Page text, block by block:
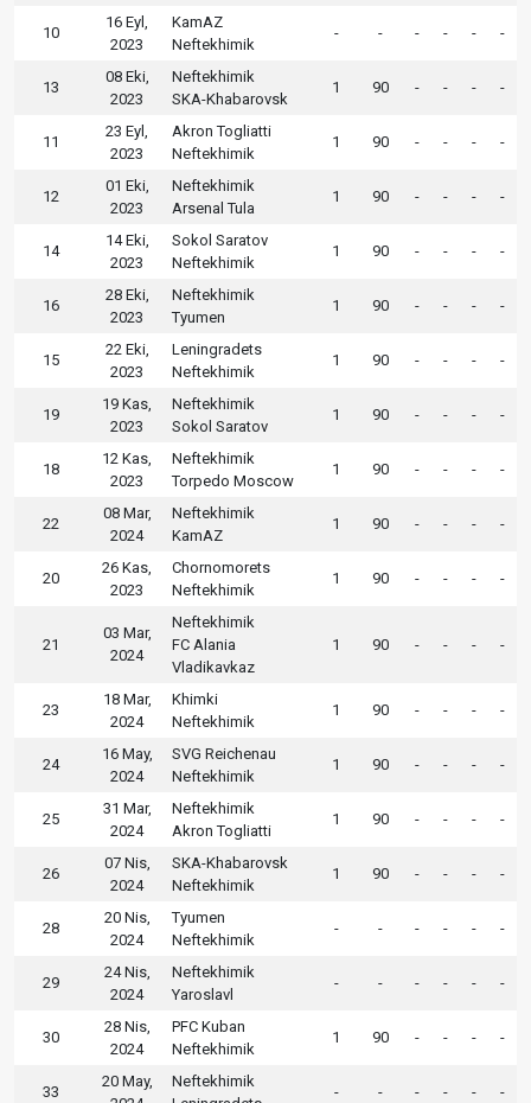
10
16 Eyl,
2023
KamAZ
Neftekhimik
- - - - - -
13
08 Eki,
2023
Neftekhimik
SKA-Khabarovsk
1 90 - - - -
11
23 Eyl,
2023
Akron Togliatti
Neftekhimik
1 90 - - - -
12
01 Eki,
2023
Neftekhimik
Arsenal Tula
1 90 - - - -
14
14 Eki,
2023
Sokol Saratov
Neftekhimik
1 90 - - - -
16
28 Eki,
2023
Neftekhimik
Tyumen
1 90 - - - -
15
22 Eki,
2023
Leningradets
Neftekhimik
1 90 - - - -
19
19 Kas,
2023
Neftekhimik
Sokol Saratov
1 90 - - - -
18
12 Kas,
2023
Neftekhimik
Torpedo Moscow
1 90 - - - -
22
08 Mar,
2024
Neftekhimik
KamAZ
1 90 - - - -
20
26 Kas,
2023
Chornomorets
Neftekhimik
1 90 - - - -
21
03 Mar,
2024
Neftekhimik
FC Alania
Vladikavkaz
1 90 - - - -
23
18 Mar,
2024
Khimki
Neftekhimik
1 90 - - - -
24
16 May,
2024
SVG Reichenau
Neftekhimik
1 90 - - - -
25
31 Mar,
2024
Neftekhimik
Akron Togliatti
1 90 - - - -
26
07 Nis,
2024
SKA-Khabarovsk
Neftekhimik
1 90 - - - -
28
20 Nis,
2024
Tyumen
Neftekhimik
- - - - - -
29
24 Nis,
2024
Neftekhimik
Yaroslavl
- - - - - -
30
28 Nis,
2024
PFC Kuban
Neftekhimik
1 90 - - - -
33
20 May,
Neftekhimik
- - - - - -